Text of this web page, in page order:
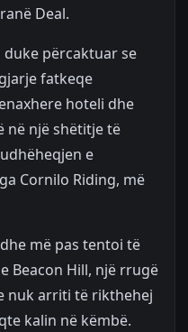
Deal.
përcaktuar se
fatkeqe
hoteli dhe
në një shëtitje të
e
Cornilo Riding, më
më pas tentoi të
Beacon Hill, një rrugë
nuk arriti të rikthehej
kalin në këmbë.